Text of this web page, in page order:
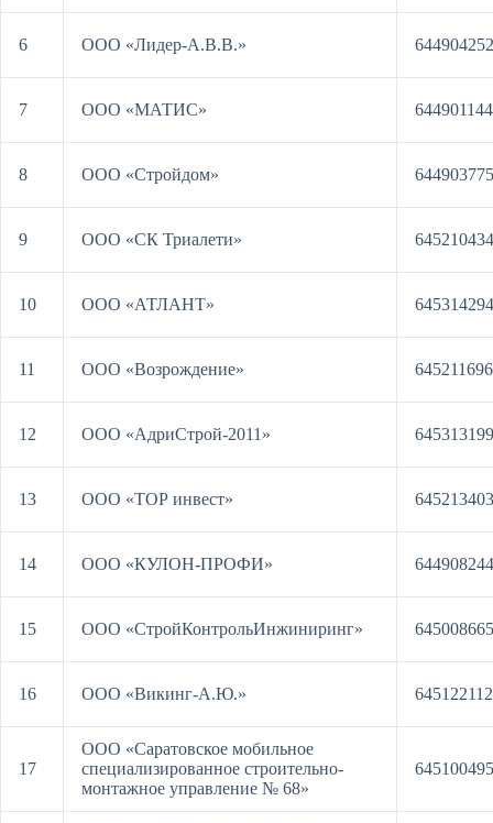
6 ООО «Лидер-А.В.В.»
7 ООО «МАТИС»
8 ООО «Стройдом»
9 ООО «СК Триалети»
10 ООО «АТЛАНТ»
11 ООО «Возрождение»
12 ООО «АдриСтрой-2011»
13 ООО «ТОР инвест»
14 ООО «КУЛОН-ПРОФИ»
15 ООО «СтройКонтрольИнжиниринг»
16 ООО «Викинг-А.Ю.»
17
ООО «Саратовское мобильное
специализированное строительно-
монтажное управление № 68»